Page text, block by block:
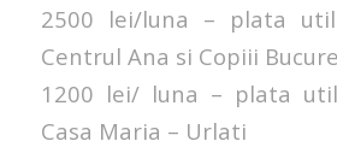
2500 lei/luna – plata
Centrul Ana si Copiii
1200 lei/ luna – plata
Casa Maria – Urlati